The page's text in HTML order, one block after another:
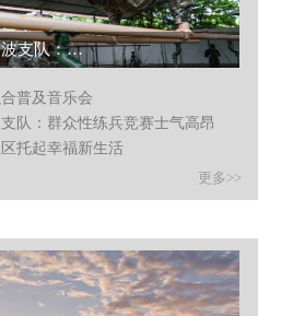
武警浙江总队宁波支队：群众性练兵竞赛士气高昂...
普及音乐会
队：群众性练兵竞赛士气高昂
托起幸福新生活
更多>>